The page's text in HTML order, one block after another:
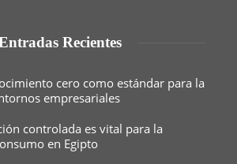
Recientes
cero como estándar para la
empresariales
controlada es vital para la
en Egipto